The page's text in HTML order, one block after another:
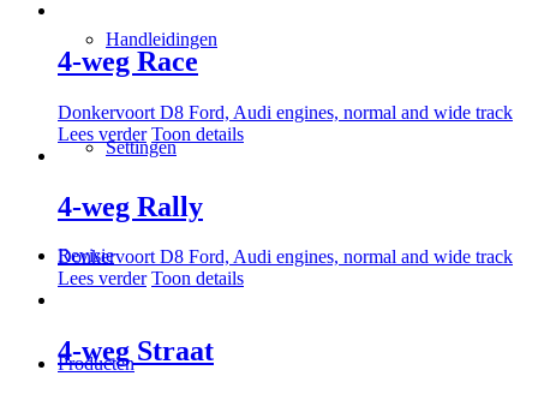
Handleidingen
Settingen
Revisie
Producten
4-weg Race
Donkervoort D8 Ford, Audi engines, normal and wide track
Lees verder Toon details
4-weg Rally
Donkervoort D8 Ford, Audi engines, normal and wide track
Lees verder Toon details
4-weg Straat